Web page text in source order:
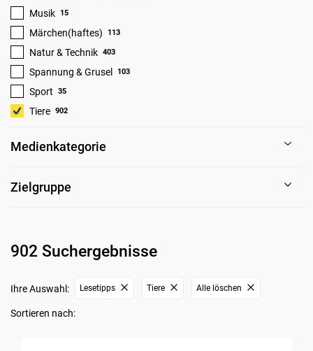
Musik 15
Märchen(haftes) 113
Natur & Technik 403
Spannung & Grusel 103
Sport 35
Tiere 902
Medienkategorie
Zielgruppe
902 Suchergebnisse
Ihre Auswahl: Lesetipps Tiere Alle löschen
Sortieren nach: